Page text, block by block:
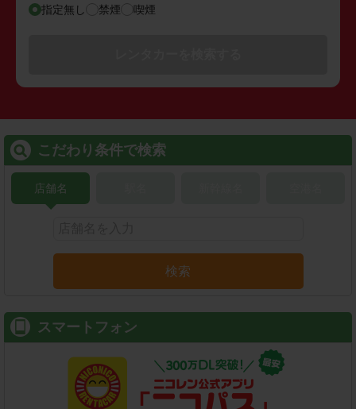
指定無し 禁煙 喫煙
こだわり条件で検索
店舗名
検索
スマートフォン